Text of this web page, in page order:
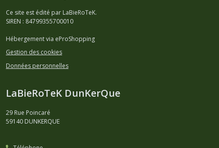
Ce site est édité par LaBieRoTeK.
SIREN : 84799355700010
Hébergement via eProShopping
Gestion des cookies
Données personnelles
LaBieRoTeK DunKerQue
29 Rue Poincaré
59140 DUNKERQUE